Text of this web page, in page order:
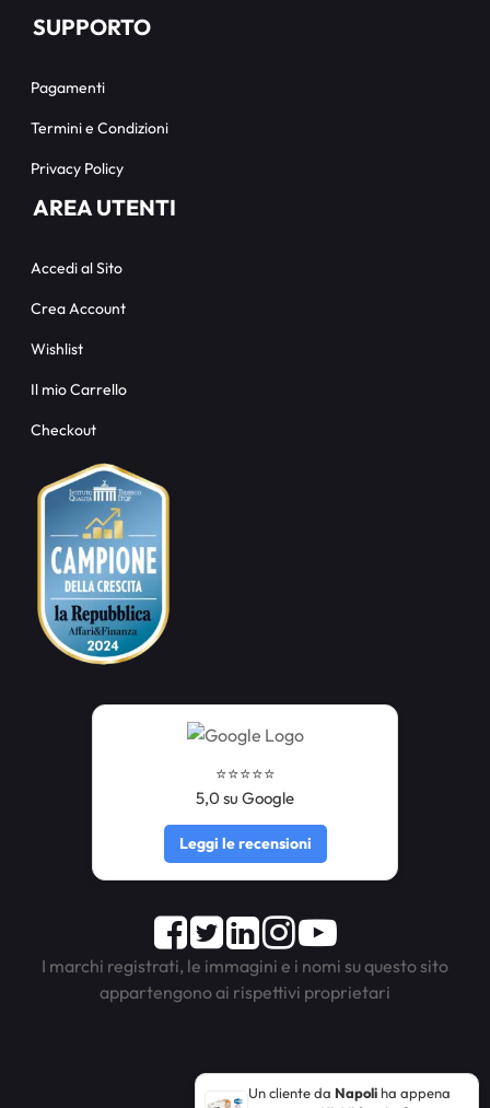
Un cliente da Napoliha appena
SUPPORTO
Pagamenti
Termini e Condizioni
Privacy Policy
AREA UTENTI
Accedi al Sito
Crea Account
Wishlist
Il mio Carrello
Checkout
⭐️⭐️⭐️⭐️⭐️
5,0 su Google
Leggi le recensioni
Facebook
TwitterLinkedInInstagram
Youtube
I marchi registrati, le immagini e i nomi su questo sito
appartengono ai rispettivi proprietari